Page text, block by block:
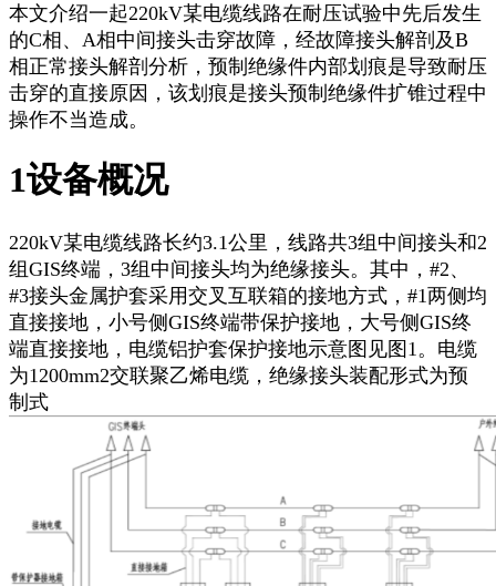
本文介绍一起220kV某电缆线路在耐压试验中先后发生
的C相、A相中间接头击穿故障，经故障接头解剖及B
相正常接头解剖分析，预制绝缘件内部划痕是导致耐压
击穿的直接原因，该划痕是接头预制绝缘件扩锥过程中
操作不当造成。
1设备概况
220kV某电缆线路长约3.1公里，线路共3组中间接头和2
组GIS终端，3组中间接头均为绝缘接头。其中，#2、
#3接头金属护套采用交叉互联箱的接地方式，#1两侧均
直接接地，小号侧GIS终端带保护接地，大号侧GIS终
端直接接地，电缆铝护套保护接地示意图见图1。电缆
为1200mm2交联聚乙烯电缆，绝缘接头装配形式为预
制式